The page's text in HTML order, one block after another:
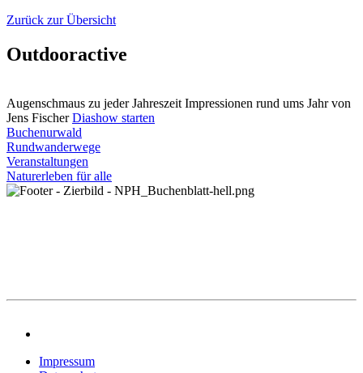
Zurück zur Übersicht
Outdooractive
Augenschmaus zu jeder Jahreszeit Impressionen rund ums Jahr von
Jens FischerDiashow starten
Buchenurwald
Rundwanderwege
Veranstaltungen
Naturerleben für alle
Impressum